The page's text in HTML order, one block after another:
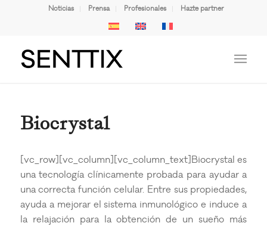
Noticias Prensa Profesionales Hazte partner
Biocrystal
[vc_row][vc_column][vc_column_text]Biocrystal es
una tecnología clínicamente probada para ayudar a
una correcta función celular. Entre sus propiedades,
ayuda a mejorar el sistema inmunológico e induce a
la relajación para la obtención de un sueño más